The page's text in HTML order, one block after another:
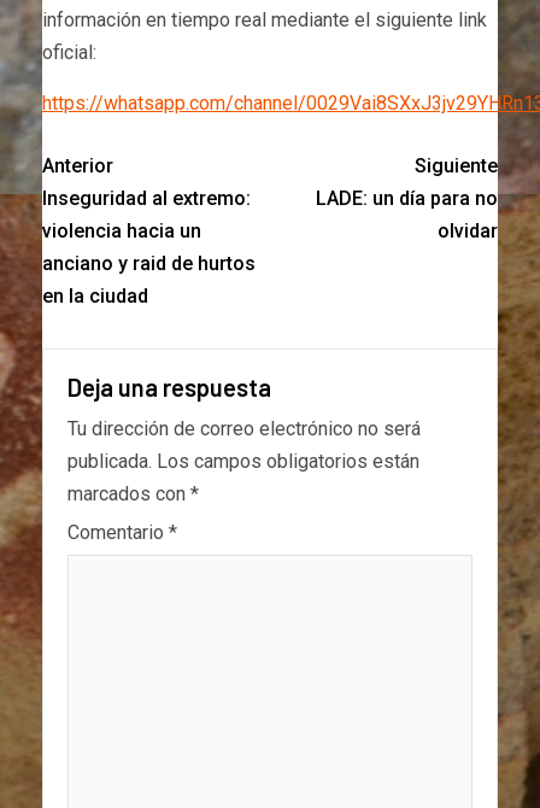
información en tiempo real mediante el siguiente link
oficial:
https://whatsapp.com/channel/
Anterior
Inseguridad al extremo:
violencia hacia un
anciano y raid de hurtos
en la ciudad
Siguiente
LADE: un día para no
olvidar
Deja una respuesta
Tu dirección de correo electrónico no será
publicada. Los campos obligatorios están
marcados con *
Comentario *